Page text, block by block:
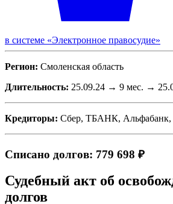
в системе «Электронное правосудие»
Регион: Смоленская область
Длительность: 25.09.24 → 9 мес. →
Кредиторы: Сбер, ТБАНК, Альфабанк,
Списано долгов: 779 698 ₽
Судебный акт об
долгов